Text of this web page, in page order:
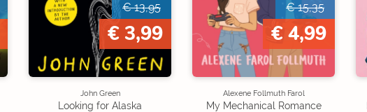
€ 13,95
€ 3,99
John Green
Looking for Alaska
€ 15,35
€ 4,99
Alexene Follmuth Farol
My Mechanical Romance